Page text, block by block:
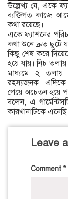
উল্লেখ্য যে, একে
ব্যক্তিগত কাজে
কথা রয়েছে।
একে ফ্যাশনের
কথা শুনে দ্রুত ছুটে
কিছু শেষ করে
হয়ে যায়। নিচ
মাধ্যমে ২ তলায়
রহস্যজনক। এদিকে
পেয়ে অচেতন হয়ে
বলেন, এ
কারখানাটিকে
Leave
Comment *